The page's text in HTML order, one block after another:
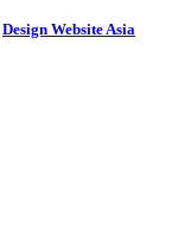
Design Website Asia